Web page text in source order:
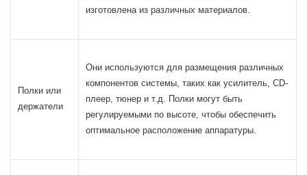
изготовлена из различных материалов.
Полки или
держатели
Они используются для размещения различных
компонентов системы, таких как усилитель, CD-
плеер, тюнер и т.д. Полки могут быть
регулируемыми по высоте, чтобы обеспечить
оптимальное расположение аппаратуры.